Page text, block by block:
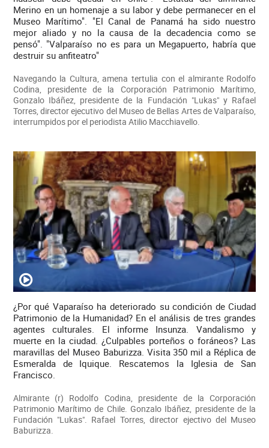
Merino en un homenaje a su labor y debe permanecer en el
Museo Marítimo". "El Canal de Panamá ha sido nuestro
mejor aliado y no la causa de la decadencia como se
pensó". "Valparaíso no es para un Megapuerto, habría que
destruir su anfiteatro"
Navegando la Cultura, amena tertulia con el almirante Rodolfo
Codina, presidente de la Corporación Patrimonio Marítimo,
Gonzalo Ibáñez, presidente de la Fundación "Lukas" y Rafael
Torres, director ejecutivo del Museo de Bellas Artes de Valparaíso,
interrumpidos por el periodista Atilio Macchiavello.
¿Por qué Vaparaíso ha deteriorado su condición de Ciudad
Patrimonio de la Humanidad? En el análisis de tres grandes
agentes culturales. El informe Insunza. Vandalismo y
muerte en la ciudad. ¿Culpables porteños o foráneos? Las
maravillas del Museo Baburizza. Visita 350 mil a Réplica de
Esmeralda de Iquique. Rescatemos la Iglesia de San
Francisco.
Almirante (r) Rodolfo Codina, presidente de la Corporación
Patrimonio Marítimo de Chile. Gonzalo Ibáñez, presidente de la
Fundación "Lukas". Rafael Torres, director ejectivo del Museo
Baburizza.